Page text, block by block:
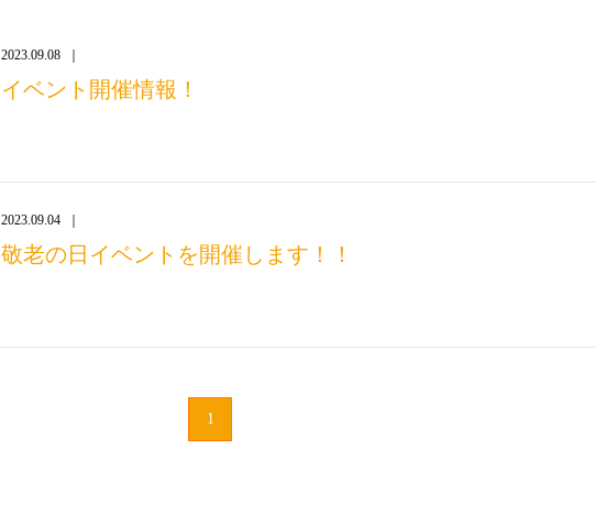
2023.09.08
イベント開催情報！
2023.09.04
敬老の日イベントを開催します！！
1